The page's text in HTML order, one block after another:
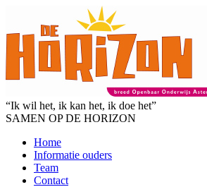
“Ik wil het, ik kan het, ik doe het”
SAMEN OP DE HORIZON
Home
Informatie ouders
Team
Contact